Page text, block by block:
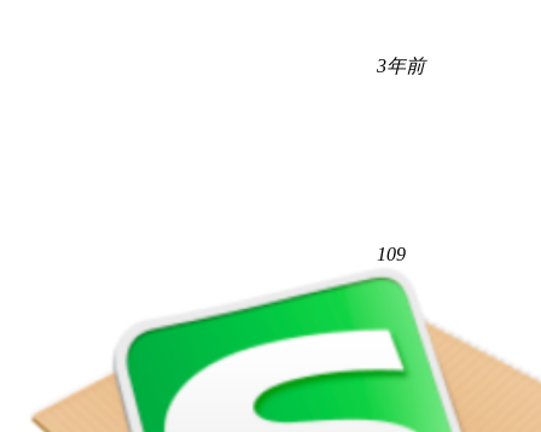
3年前
109